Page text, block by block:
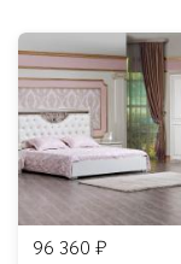
96 360 ₽